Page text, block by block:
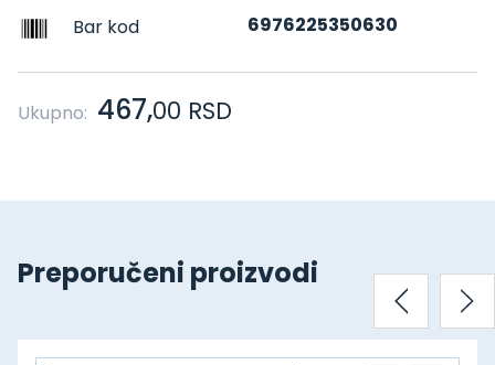
Bar kod 6976225350630
Ukupno: 467,00 RSD
Preporučeni proizvodi